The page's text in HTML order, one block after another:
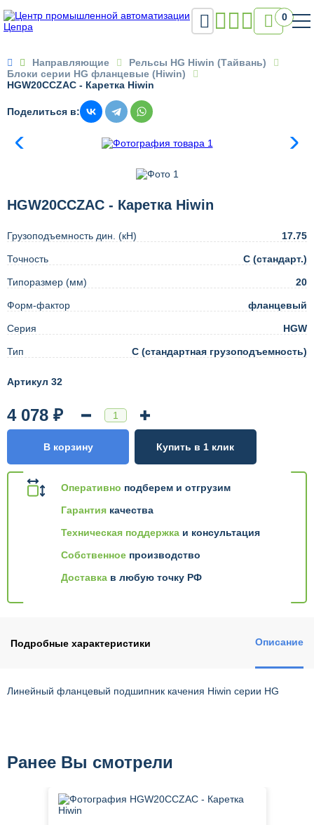
 0
 Направляющие
Рельсы HG Hiwin (Тайвань)
Блоки серии HG фланцевые (Hiwin)
HGW20CCZAC - Каретка Hiwin
Поделиться в:
HGW20CCZAC - Каретка Hiwin
Грузоподъемность дин. (кН) 17.75
Точность C (стандарт.)
Типоразмер (мм) 20
Форм-фактор фланцевый
Серия HGW
Тип C (стандартная грузоподъемность)
Артикул 32
Оперативно подберем и отгрузим
Гарантия качества
Техническая поддержка и консультация
Собственное производство
Доставка в любую точку РФ
4 078 ₽
В корзину Купить в 1 клик
Подробные характеристики Описание
Линейный фланцевый подшипник качения Hiwin серии HG
Ранее Вы смотрели